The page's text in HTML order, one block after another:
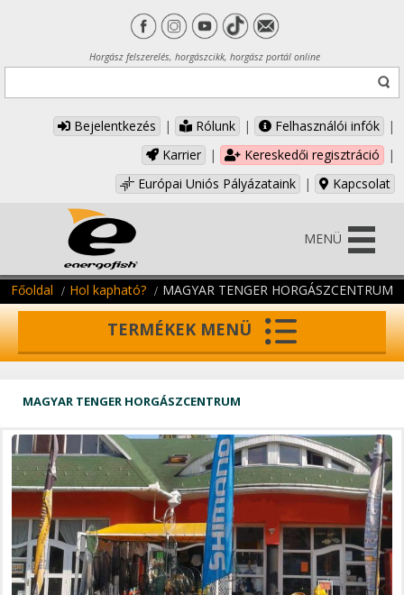
Horgász felszerelés, horgászcikk, horgász portál online
Bejelentkezés | Rólunk | Felhasználói infók
|
Karrier
| Kereskedői regisztráció
|
Európai Uniós Pályázataink
| Kapcsolat
MENÜ
Főoldal Hol kapható? MAGYAR TENGER HORGÁSZCENTRUM
TERMÉKEK MENÜ
MAGYAR TENGER HORGÁSZCENTRUM